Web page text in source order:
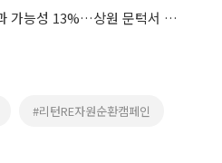
美 클래리티 법안 연내 통과 가능성 13%…상원 문턱서 제동
#리턴RE자원순환캠페인